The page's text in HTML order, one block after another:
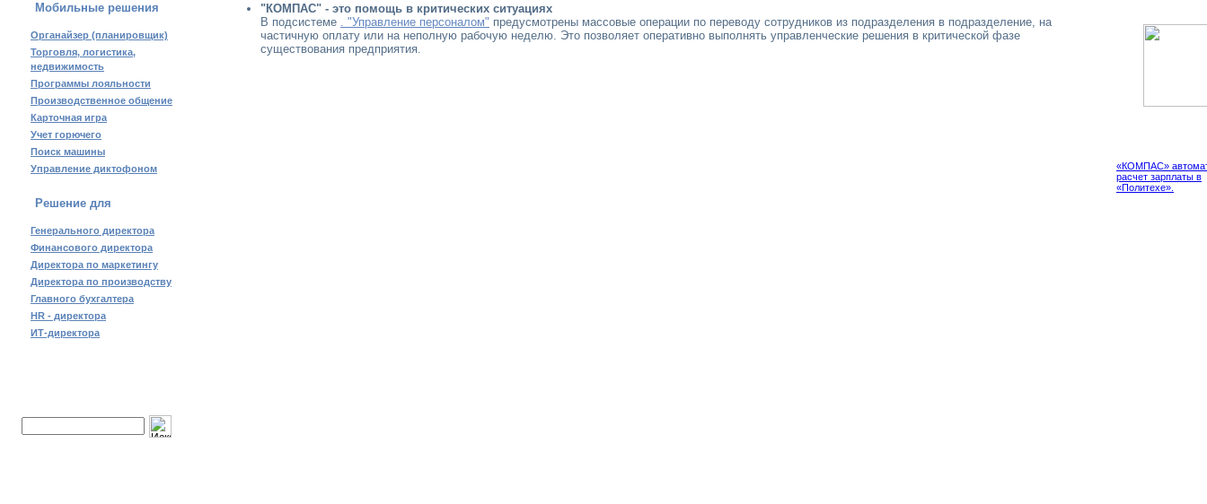
Мобильные решения
Органайзер (планировщик)
Торговля, логистика,
недвижимость
Программы лояльности
Производственное общение
Карточная игра
Учет горючего
Поиск машины
Управление диктофоном
Решение для
Генерального директора
Финансового директора
Директора по маркетингу
Директора по производству
Главного бухгалтера
HR - директора
ИТ-директора
"КОМПАС" - это помощь в критических ситуациях
В подсистеме . "Управление персоналом" предусмотрены массовые операции по переводу сотрудников из подразделения в подразделение, на
частичную оплату или на неполную рабочую неделю. Это позволяет оперативно выполнять управленческие решения в критической фазе
существования предприятия.
«КОМПАС»
расчет зарплаты в
«Политехе».